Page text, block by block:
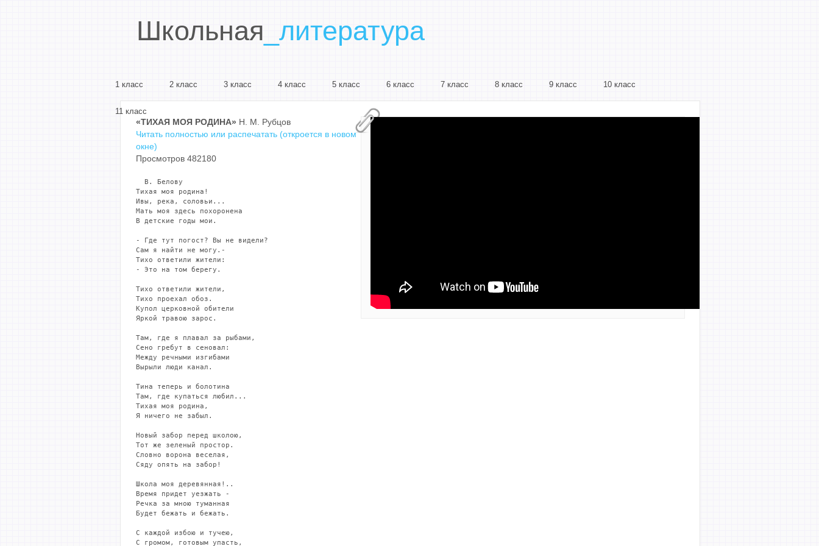
Школьная _литература
1 класс 2 класс 3 класс 4 класс 5 класс 6 класс 7 класс 8 класс 9 класс 10 класс
11 класс
«ТИХАЯ МОЯ РОДИНА» Н. М. Рубцов
Читать полностью или распечатать (откроется в новом
окне)
Просмотров 482180
  В. Белову
Тихая моя родина!
Ивы, река, соловьи...
Мать моя здесь похоронена
В детские годы мои.
- Где тут погост? Вы не видели?
Сам я найти не могу.-
Тихо ответили жители:
- Это на том берегу.
Тихо ответили жители,
Тихо проехал обоз.
Купол церковной обители
Яркой травою зарос.
Там, где я плавал за рыбами,
Сено гребут в сеновал:
Между речными изгибами
Вырыли люди канал.
Тина теперь и болотина
Там, где купаться любил...
Тихая моя родина,
Я ничего не забыл.
Новый забор перед школою,
Тот же зеленый простор.
Словно ворона веселая,
Сяду опять на забор!
Школа моя деревянная!..
Время придет уезжать -
Речка за мною туманная
Будет бежать и бежать.
С каждой избою и тучею,
С громом, готовым упасть,